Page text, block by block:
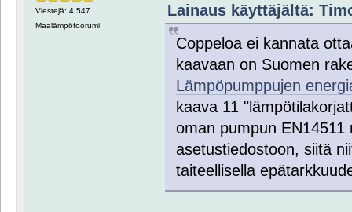
Viestejä: 4 547
Maalämpöfoorumi
Lainaus käyttäjältä:
Coppeloa ei kannata
kaavaan on Suomen
Lämpöpumppujen
kaava 11
oman pumpun
asetustiedostoon, siitä
taiteellisella